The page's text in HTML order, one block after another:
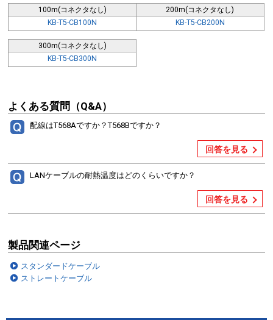
100m(コネクタなし)
KB-T5-CB100N
200m(コネクタなし)
KB-T5-CB200N
300m(コネクタなし)
KB-T5-CB300N
よくある質問（Q&A）
配線はT568Aですか？T568Bですか？
回答を見る
LANケーブルの耐熱温度はどのくらいですか？
回答を見る
製品関連ページ
スタンダードケーブル
ストレートケーブル